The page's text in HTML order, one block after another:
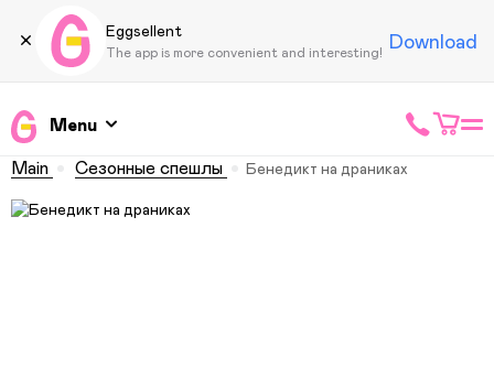
Eggsellent
The app is more convenient and interesting! Download
Menu
Main Сезонные спешлы Бенедикт на драниках